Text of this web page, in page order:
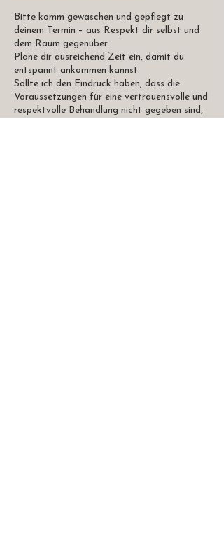
Bitte komm gewaschen und gepflegt zu
deinem Termin – aus Respekt dir selbst und
dem Raum gegenüber.
Plane dir ausreichend Zeit ein, damit du
entspannt ankommen kannst.
Sollte ich den Eindruck haben, dass die
Voraussetzungen für eine vertrauensvolle und
respektvolle Behandlung nicht gegeben sind,